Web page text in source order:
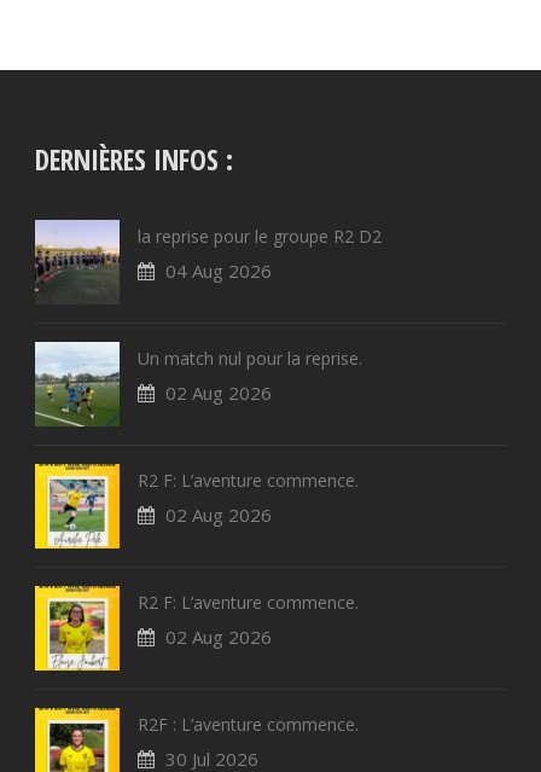
DERNIÈRES INFOS :
la reprise pour le groupe R2 D2
04 Aug 2026
Un match nul pour la reprise.
02 Aug 2026
R2 F: L’aventure commence.
02 Aug 2026
R2 F: L’aventure commence.
02 Aug 2026
R2F : L’aventure commence.
30 Jul 2026